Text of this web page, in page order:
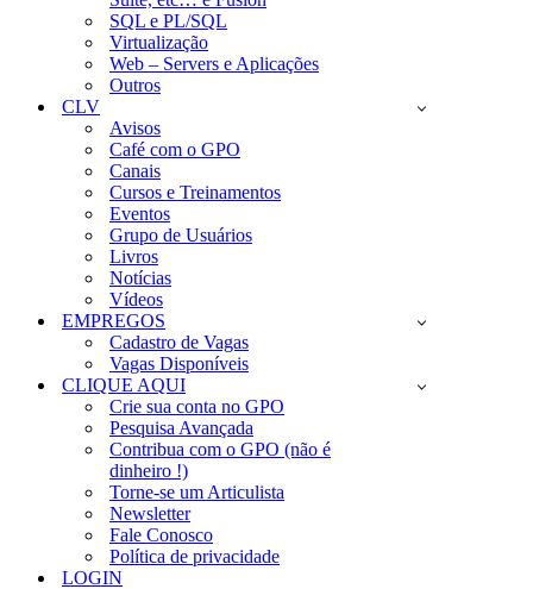
SQL e PL/SQL
Virtualização
Web – Servers e Aplicações
Outros
CLV
Avisos
Café com o GPO
Canais
Cursos e Treinamentos
Eventos
Grupo de Usuários
Livros
Notícias
Vídeos
EMPREGOS
Cadastro de Vagas
Vagas Disponíveis
CLIQUE AQUI
Crie sua conta no GPO
Pesquisa Avançada
Contribua com o GPO (não é
dinheiro !)
Torne-se um Articulista
Newsletter
Fale Conosco
Política de privacidade
LOGIN